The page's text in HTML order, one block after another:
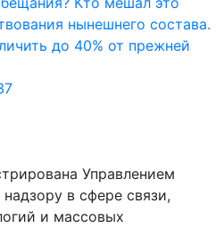
нынешнего состава.
до 40% от прежней
Управлением
в сфере связи,
и массовых